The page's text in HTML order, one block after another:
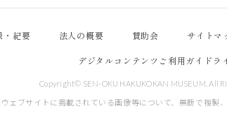
・紀要 法人の概要 賛助会 サイトマ
デジタルコンテンツご利用ガイドラ
Copyright© SEN-OKU HAKUKOKAN MUSEUM. All
ウェブサイトに掲載されている画像等について、 無断で複製